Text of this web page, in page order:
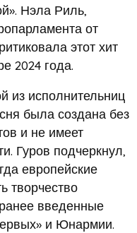
Нэла Риль,
от
этот хит
2024 года.
из исполнительниц
была создана без
и не имеет
Гуров подчеркнул,
европейские
творчество
введенные
и Юнармии.